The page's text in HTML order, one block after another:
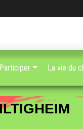
Participer La vie du